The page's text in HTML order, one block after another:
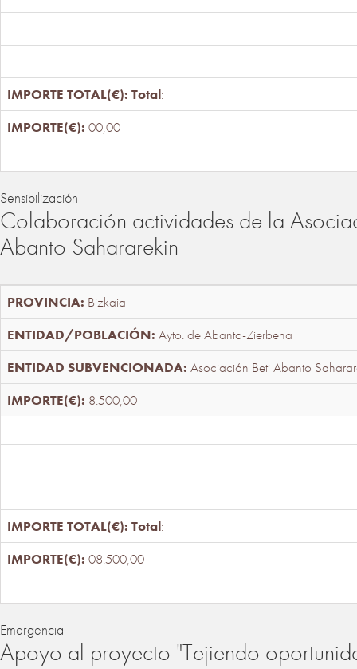
Total:
00,00
Sensibilización
Colaboración actividades de la
Abanto Sahararekin
Bizkaia
Ayto. de Abanto-Zierbena
Asociación Beti Abanto
8.500,00
Total:
08.500,00
Emergencia
Apoyo al proyecto "Tejiendo